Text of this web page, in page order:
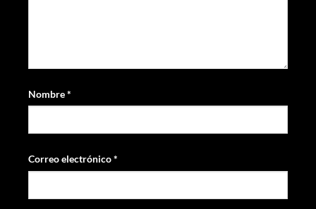
Nombre*
Correo electrónico*